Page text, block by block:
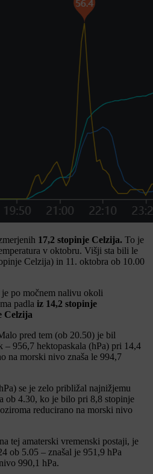
17,2 stopinje Celzija. To je
v oktobru. Višji sta bili le
Celzija) in 11. oktobra ob 10.00
po močnem nalivu okoli
padla iz 14,2 stopinje
Celzija
pred tem (ob 20.50) je bil
– 956,7 hektopaskala (hPa) pri 14,4
na morski nivo znaša le 994,7
se je zelo približal najnižjemu
ob 4.30, ko je bilo pri 8,8 stopinje
reducirano na morski nivo
tej amaterski vremenski postaji, je
ob 5.05 – znašal je 951,9 hPa
990,1 hPa.